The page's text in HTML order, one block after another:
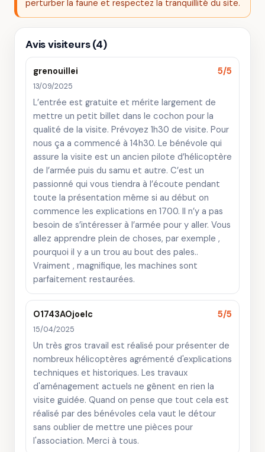
perturber la faune et respectez la tranquillité du site.
Avis visiteurs (4)
grenouillei 5/5
13/09/2025
L’entrée est gratuite et mérite largement de
mettre un petit billet dans le cochon pour la
qualité de la visite. Prévoyez 1h30 de visite. Pour
nous ça a commencé à 14h30. Le bénévole qui
assure la visite est un ancien pilote d’hélicoptère
de l’armée puis du samu et autre. C’est un
passionné qui vous tiendra à l’écoute pendant
toute la présentation même si au début on
commence les explications en 1700. Il n’y a pas
besoin de s’intéresser à l’armée pour y aller. Vous
allez apprendre plein de choses, par exemple ,
pourquoi il y a un trou au bout des pales..
Vraiment , magnifique, les machines sont
parfaitement restaurées.
O1743AOjoelc 5/5
15/04/2025
Un très gros travail est réalisé pour présenter de
nombreux hélicoptères agrémenté d'explications
techniques et historiques. Les travaux
d'aménagement actuels ne gênent en rien la
visite guidée. Quand on pense que tout cela est
réalisé par des bénévoles cela vaut le détour
sans oublier de mettre une pièces pour
l'association. Merci à tous.